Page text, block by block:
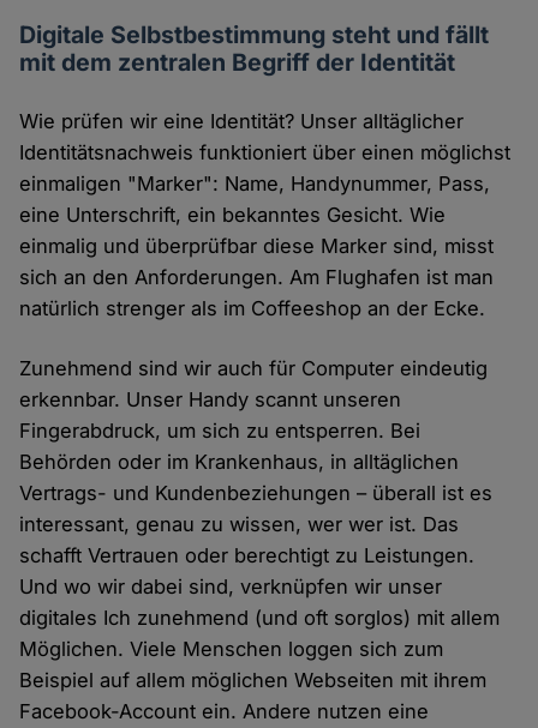
Digitale Selbstbestimmung steht und fällt
mit dem zentralen Begriff der Identität
Wie prüfen wir eine Identität? Unser alltäglicher
Identitätsnachweis funktioniert über einen möglichst
einmaligen "Marker": Name, Handynummer, Pass,
eine Unterschrift, ein bekanntes Gesicht. Wie
einmalig und überprüfbar diese Marker sind, misst
sich an den Anforderungen. Am Flughafen ist man
natürlich strenger als im Coffeeshop an der Ecke.
Zunehmend sind wir auch für Computer eindeutig
erkennbar. Unser Handy scannt unseren
Fingerabdruck, um sich zu entsperren. Bei
Behörden oder im Krankenhaus, in alltäglichen
Vertrags- und Kundenbeziehungen – überall ist es
interessant, genau zu wissen, wer wer ist. Das
schafft Vertrauen oder berechtigt zu Leistungen.
Und wo wir dabei sind, verknüpfen wir unser
digitales Ich zunehmend (und oft sorglos) mit allem
Möglichen. Viele Menschen loggen sich zum
Beispiel auf allem möglichen Webseiten mit ihrem
Facebook-Account ein. Andere nutzen eine